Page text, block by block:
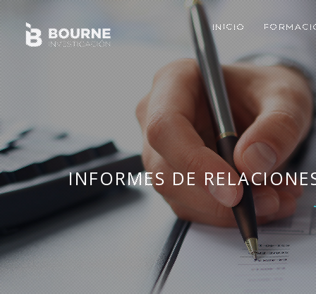
INICIO
INICIO
INFORMES DE